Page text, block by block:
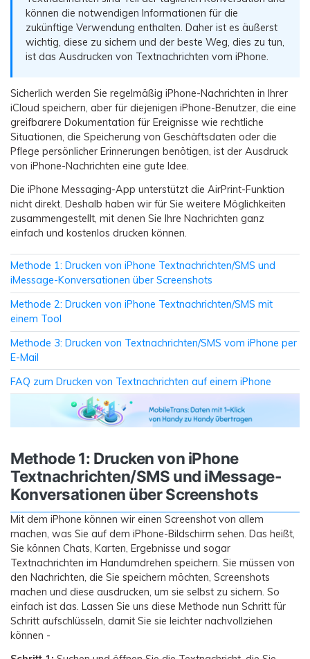
WEITERE THEMEN ERKUNDEN
Preise für die App
Geschäftsplan
Bildungsplan
Lernen
Hilfe erhalten
Suche
Herunterladen
können die notwendigen Informationen für die
zukünftige Verwendung enthalten. Daher ist es äußerst
wichtig, diese zu sichern und der beste Weg, dies zu tun,
ist das Ausdrucken von Textnachrichten vom iPhone.
Sicherlich werden Sie regelmäßig iPhone-Nachrichten in Ihrer
iCloud speichern, aber für diejenigen iPhone-Benutzer, die eine
greifbarere Dokumentation für Ereignisse wie rechtliche
Situationen, die Speicherung von Geschäftsdaten oder die
Pflege persönlicher Erinnerungen benötigen, ist der Ausdruck
von iPhone-Nachrichten eine gute Idee.
Die iPhone Messaging-App unterstützt die AirPrint-Funktion
nicht direkt. Deshalb haben wir für Sie weitere Möglichkeiten
zusammengestellt, mit denen Sie Ihre Nachrichten ganz
einfach und kostenlos drucken können.
Methode 1: Drucken von iPhone Textnachrichten/SMS und
iMessage-Konversationen über Screenshots
Methode 2: Drucken von iPhone Textnachrichten/SMS mit
einem Tool
Methode 3: Drucken von Textnachrichten/SMS vom iPhone per
E-Mail
FAQ zum Drucken von Textnachrichten auf einem iPhone
Methode 1: Drucken von iPhone
Textnachrichten/SMS und iMessage-
Konversationen über Screenshots
Mit dem iPhone können wir einen Screenshot von allem
machen, was Sie auf dem iPhone-Bildschirm sehen. Das heißt,
Sie können Chats, Karten, Ergebnisse und sogar
Textnachrichten im Handumdrehen speichern. Sie müssen von
den Nachrichten, die Sie speichern möchten, Screenshots
machen und diese ausdrucken, um sie selbst zu sichern. So
einfach ist das. Lassen Sie uns diese Methode nun Schritt für
Schritt aufschlüsseln, damit Sie sie leichter nachvollziehen
können -